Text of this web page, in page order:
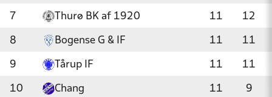
7 Thurø BK af 1920 11 12
8 Bogense G & IF 11 11
9 Tårup IF 11 11
10 Chang 11 9